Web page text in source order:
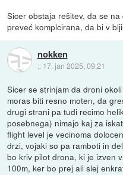
Sicer obstaja rešitev, da se
preveć komplcirana, da bi v
nokken
:: 17. jan 2025, 09:21
Sicer se strinjam da droni
moras biti resno moten, da
drugi strani pa tudi recimo
posebnega) nimajo kaj za
flight level je vecinoma
drzi, vojaki so pa ramboti in
bo kriv pilot drona, ki je izven
100m, ker bo prej ali slej